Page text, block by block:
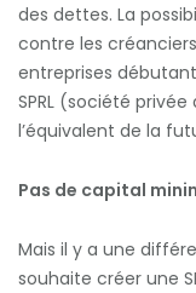
des dettes. La
contre les
entreprises
SPRL (société
l’équivalent de la
Pas de capital
Mais il y a une
souhaite créer une